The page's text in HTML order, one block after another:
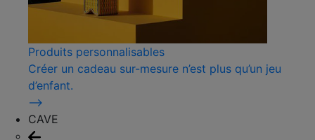
Produits personnalisables
Créer un cadeau sur-mesure n’est plus qu’un jeu
d’enfant.
⟶
CAVE